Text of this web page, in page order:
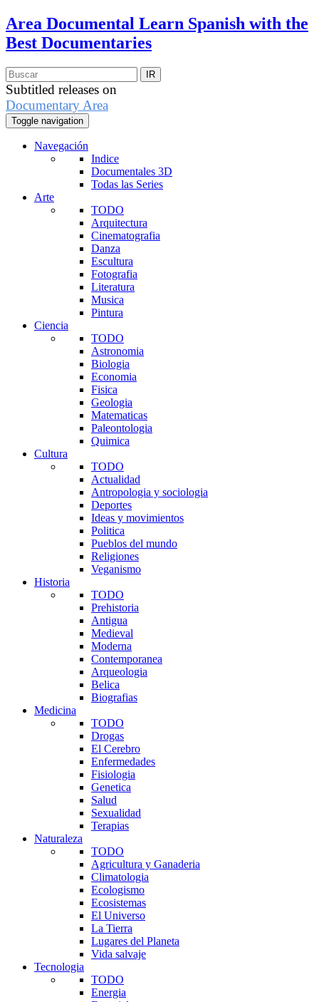
Area Documental Learn Spanish with the
Best Documentaries
Subtitled releases on
Documentary Area
Toggle navigation
Navegación
Indice
Documentales 3D
Todas las Series
Arte
TODO
Arquitectura
Cinematografia
Danza
Escultura
Fotografia
Literatura
Musica
Pintura
Ciencia
TODO
Astronomia
Biologia
Economia
Fisica
Geologia
Matematicas
Paleontologia
Quimica
Cultura
TODO
Actualidad
Antropologia y sociologia
Deportes
Ideas y movimientos
Politica
Pueblos del mundo
Religiones
Veganismo
Historia
TODO
Prehistoria
Antigua
Medieval
Moderna
Contemporanea
Arqueologia
Belica
Biografias
Medicina
TODO
Drogas
El Cerebro
Enfermedades
Fisiologia
Genetica
Salud
Sexualidad
Terapias
Naturaleza
TODO
Agricultura y Ganaderia
Climatologia
Ecologismo
Ecosistemas
El Universo
La Tierra
Lugares del Planeta
Vida salvaje
Tecnologia
TODO
Energia